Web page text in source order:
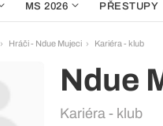
MS 2026 PŘESTUPY
Hráči - Ndue Mujeci Kariéra - klub
Ndue
Kariéra - klub